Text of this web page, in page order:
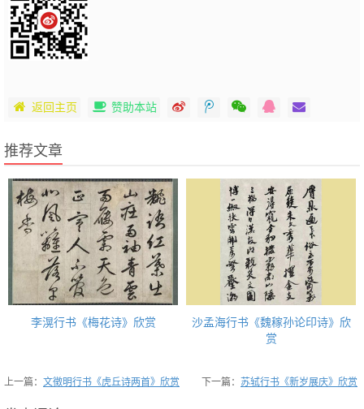
返回主页 赞助本站
推荐文章
李滉行书《梅花诗》欣赏
沙孟海行书《魏稼孙论印诗》欣
赏
上一篇： 文徵明行书《虎丘诗两首》欣赏 下一篇： 苏轼行书《新岁展庆》欣赏